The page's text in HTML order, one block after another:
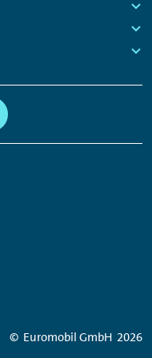
© Euromobil GmbH 2026